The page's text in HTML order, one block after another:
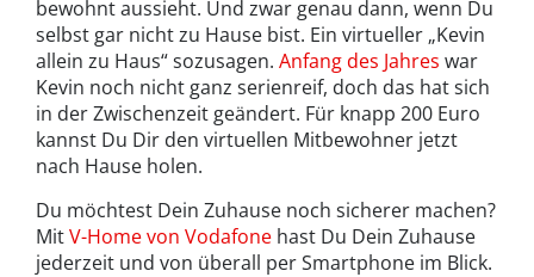
bewohnt aussieht. Und zwar genau dann, wenn Du
selbst gar nicht zu Hause bist. Ein virtueller „Kevin
allein zu Haus“ sozusagen. Anfang des Jahres war
Kevin noch nicht ganz serienreif, doch das hat sich
in der Zwischenzeit geändert. Für knapp 200 Euro
kannst Du Dir den virtuellen Mitbewohner jetzt
nach Hause holen.
Du möchtest Dein Zuhause noch sicherer machen?
MitV-Home von Vodafone hast Du Dein Zuhause
jederzeit und von überall per Smartphone im Blick.